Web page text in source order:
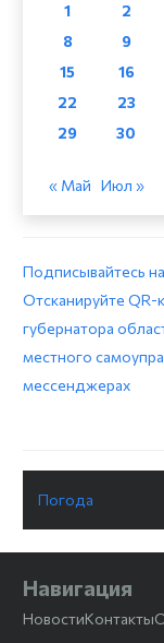
1 2
8
9
15
16
22
23
29
30
« Май Июл »
Подписывайтесь
Отсканируйте QR-
губернатора
местного
мессенджерах
Погода
Навигация
НовостиКонтакты